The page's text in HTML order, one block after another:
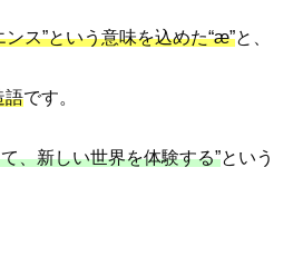
ス”という意味を込めた“æ”と、
語です。
、新しい世界を体験する”という